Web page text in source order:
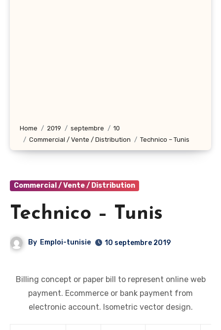
Home 2019 septembre
10
Commercial / Vente / Distribution
Technico – Tunis
Commercial / Vente / Distribution
Technico – Tunis
By Emploi-tunisie 10 septembre 2019
Billing concept or paper bill to represent online web
payment. Ecommerce or bank payment from
electronic account. Isometric vector design.